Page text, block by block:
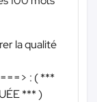
la qualité
: (***
***)